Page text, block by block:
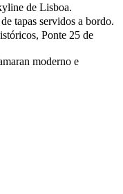
de Lisboa.
tapas servidos a bordo.
Ponte 25 de
moderno e